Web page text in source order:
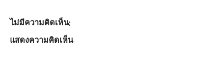
ไม่มีความคิดเห็น:
แสดงความคิดเห็น